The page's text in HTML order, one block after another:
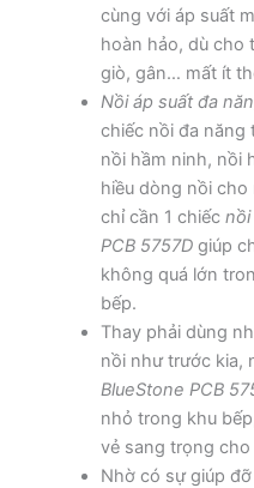
cùng với áp suất
hoàn hảo, dù cho
giò, gân… mất ít
Nồi áp suất đa
chiếc nồi đa năng
nồi hầm ninh, nồi
hiều dòng nồi
chỉ cần 1 chiếc nồi
PCB 5757Dgiúp
không quá lớn
bếp.
Thay phải dùng
nồi như trước kia,
BlueStone PCB
nhỏ trong khu
vẻ sang trọng
Nhờ có sự giúp đỡ